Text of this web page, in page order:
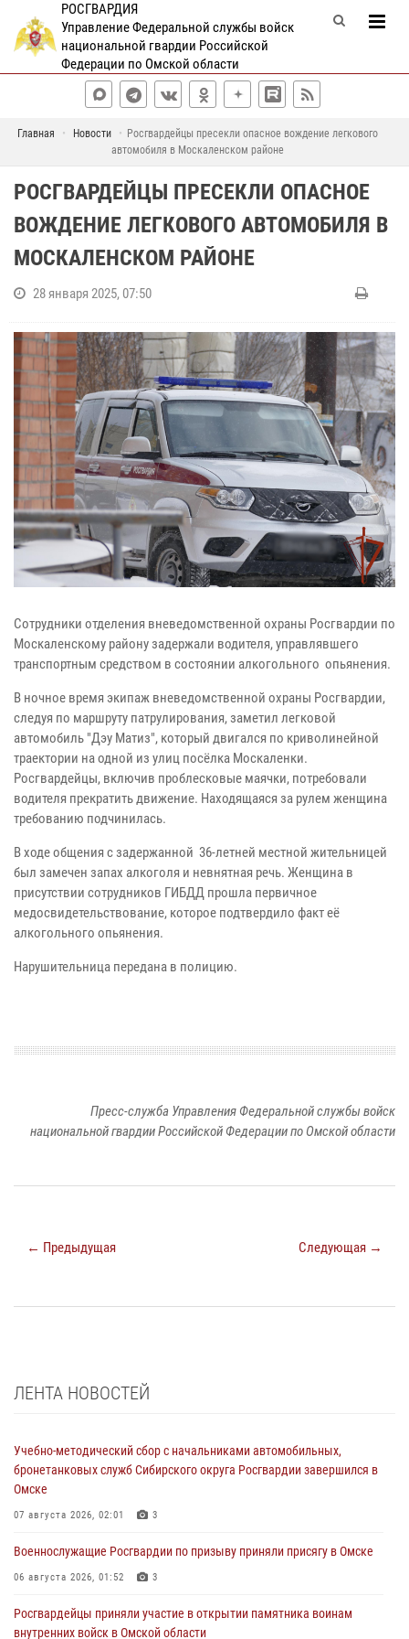
РОСГВАРДИЯ
Управление Федеральной службы войск
национальной гвардии Российской
Федерации по Омской области
Главная Новости
Росгвардейцы пресекли опасное вождение легкового
автомобиля в Москаленском районе
РОСГВАРДЕЙЦЫ ПРЕСЕКЛИ ОПАСНОЕ
ВОЖДЕНИЕ ЛЕГКОВОГО АВТОМОБИЛЯ В
МОСКАЛЕНСКОМ РАЙОНЕ
28 января 2025, 07:50
Сотрудники отделения вневедомственной охраны Росгвардии по
Москаленскому району задержали водителя, управлявшего
транспортным средством в состоянии алкогольного опьянения.
В ночное время экипаж вневедомственной охраны Росгвардии,
следуя по маршруту патрулирования, заметил легковой
автомобиль "Дэу Матиз", который двигался по криволинейной
траектории на одной из улиц посёлка Москаленки.
Росгвардейцы, включив проблесковые маячки, потребовали
водителя прекратить движение. Находящаяся за рулем женщина
требованию подчинилась.
В ходе общения с задержанной 36-летней местной жительницей
был замечен запах алкоголя и невнятная речь. Женщина в
присутствии сотрудников ГИБДД прошла первичное
медосвидетельствование, которое подтвердило факт её
алкогольного опьянения.
Нарушительница передана в полицию.
Пресс-служба Управления Федеральной службы войск
национальной гвардии Российской Федерации по Омской области
← Предыдущая Следующая →
ЛЕНТА НОВОСТЕЙ
Учебно-методический сбор с начальниками автомобильных,
бронетанковых служб Сибирского округа Росгвардии завершился в
Омске
07 августа 2026, 02:01 3
Военнослужащие Росгвардии по призыву приняли присягу в Омске
06 августа 2026, 01:52 3
Росгвардейцы приняли участие в открытии памятника воинам
внутренних войск в Омской области